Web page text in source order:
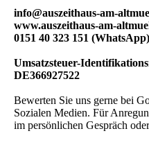
info@auszeithaus-am-
www.auszeithaus-am-
0151 40 323 151
Umsatzsteuer-
DE366927522
Bewerten Sie uns gerne bei
Sozialen Medien. Für
im persönlichen Gespräch